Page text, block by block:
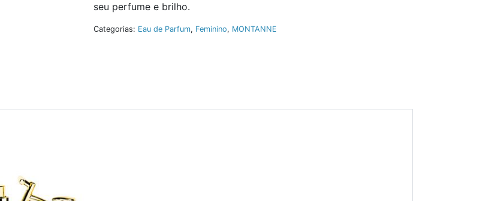
seu perfume e brilho.
Categorias: Eau de Parfum, Feminino, MONTANNE